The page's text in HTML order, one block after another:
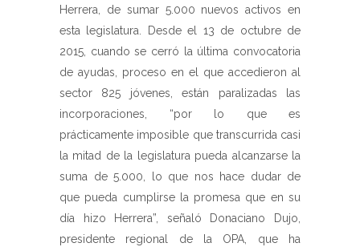
Herrera, de sumar 5.000 nuevos activos en
esta legislatura. Desde el 13 de octubre de
2015, cuando se cerró la última convocatoria
de ayudas, proceso en el que accedieron al
sector 825 jóvenes, están paralizadas las
incorporaciones, “por lo que es
prácticamente imposible que transcurrida casi
la mitad de la legislatura pueda alcanzarse la
suma de 5.000, lo que nos hace dudar de
que pueda cumplirse la promesa que en su
día hizo Herrera”, señaló Donaciano Dujo,
presidente regional de la OPA, que ha